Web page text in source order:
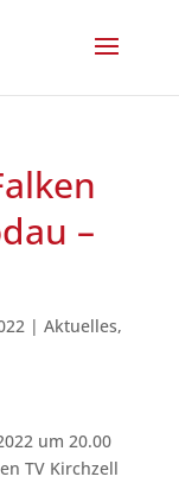
–
| Aktuelles,
um 20.00
TV Kirchzell